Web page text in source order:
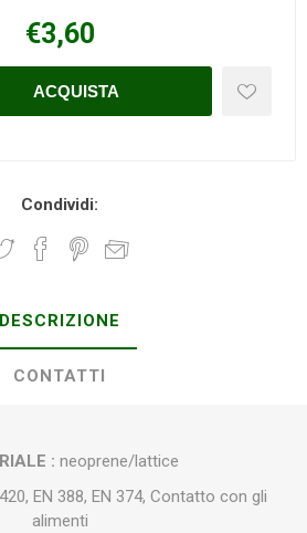
€3,60
Condividi:
DESCRIZIONE
CONTATTI
: neoprene/lattice
EN 388, EN 374, Contatto con gli
alimenti